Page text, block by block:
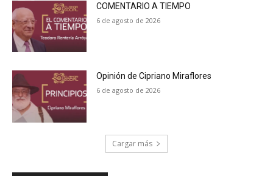
COMENTARIO A TIEMPO
6 de agosto de 2026
Opinión de Cipriano Miraflores
6 de agosto de 2026
Cargar más